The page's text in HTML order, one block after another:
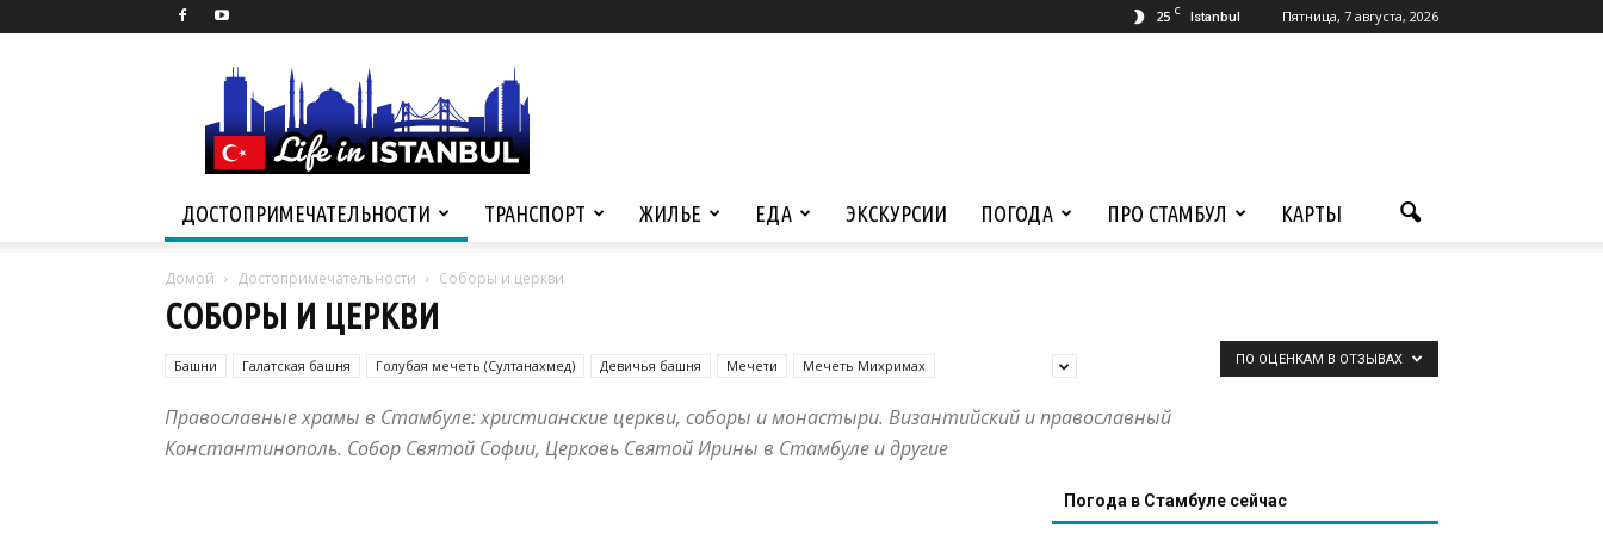
25 C Istanbul Пятница, 7 августа, 2026
Life
Istanbul
ДОСТОПРИМЕЧАТЕЛЬНОСТИ ТРАНСПОРТ ЖИЛЬЕ ЕДА ЭКСКУРСИИ ПОГОДА ПРО СТАМБУЛ КАРТЫ
Домой Достопримечательности Соборы и церкви
СОБОРЫ И ЦЕРКВИ
Башни Галатская башня Голубая мечеть (Султанахмед) Девичья башня Мечети
Мечеть Михримах
Православные храмы в Стамбуле: христианские церкви, соборы и монастыри. Византийский и православный
Константинополь. Собор Святой Софии, Церковь Святой Ирины в Стамбуле и другие
ПО ОЦЕНКАМ В ОТЗЫВАХ
Погода в Стамбуле сейчас